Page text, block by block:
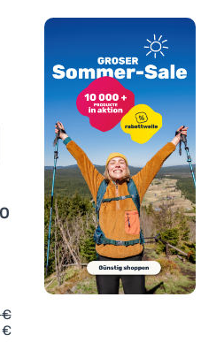
Stanley Quencher H2.O
€
€